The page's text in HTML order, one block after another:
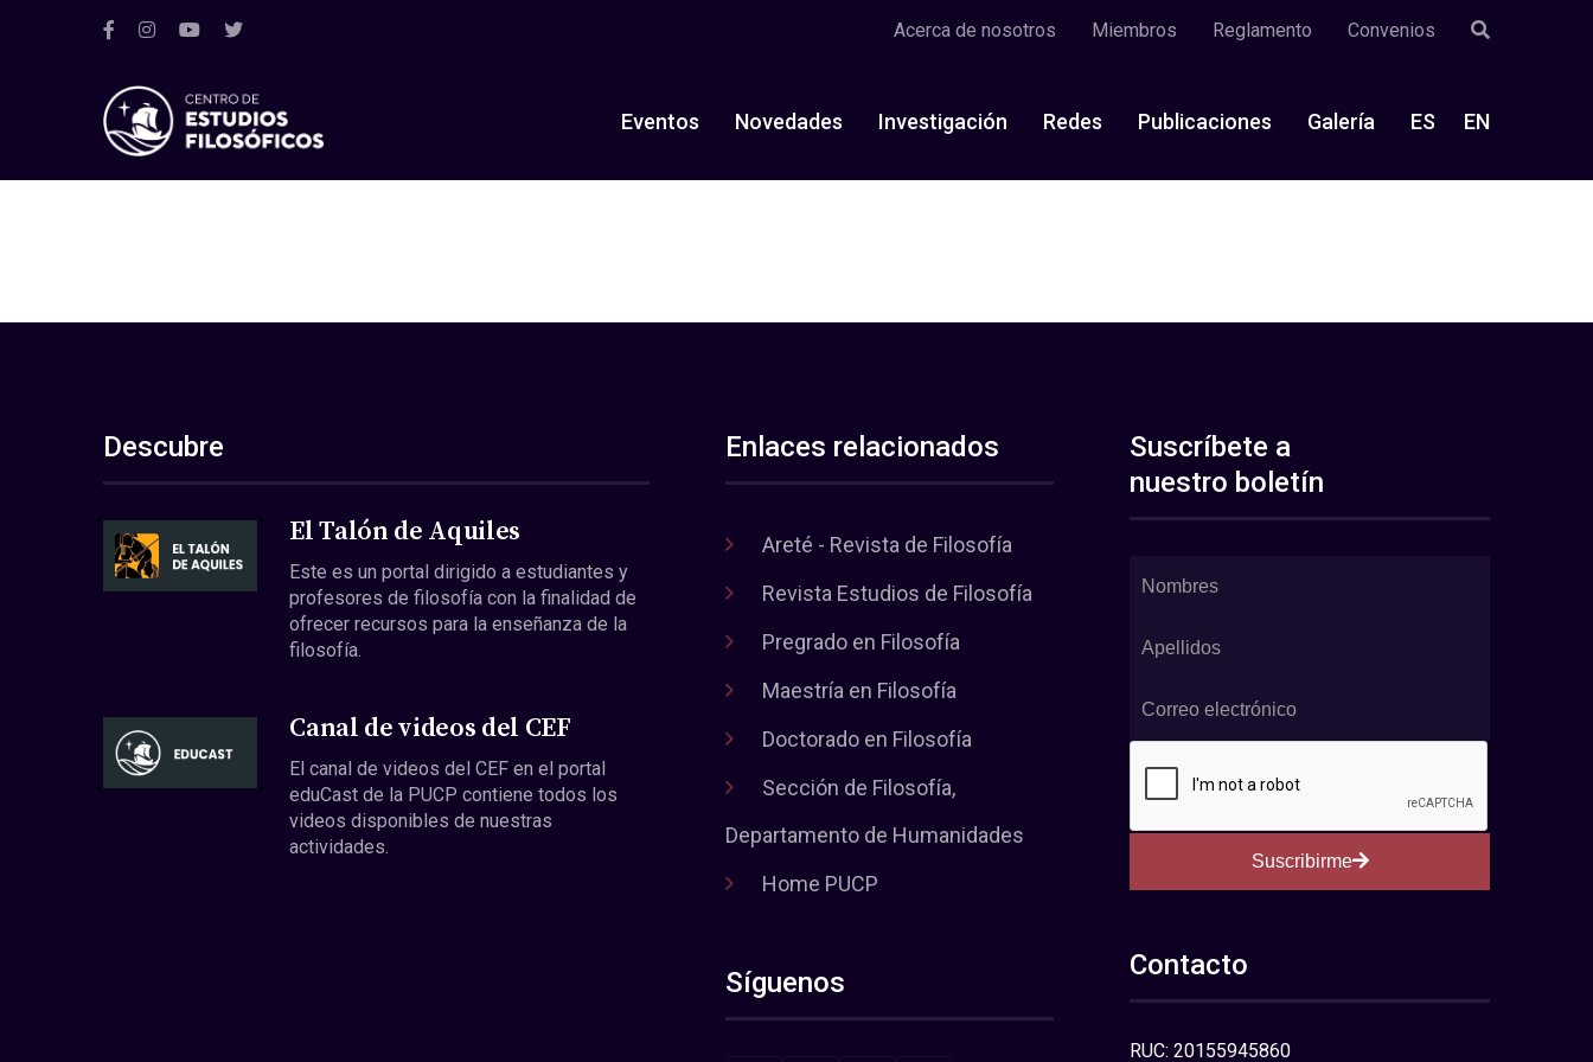
Acerca de nosotros Miembros Reglamento Convenios
Eventos Novedades Investigación Redes Publicaciones Galería ES EN
Descubre
El Talón de Aquiles
Este es un portal dirigido a estudiantes y
profesores de filosofía con la finalidad de
ofrecer recursos para la enseñanza de la
filosofía.
Canal de videos del CEF
El canal de videos del CEF en el portal
eduCast de la PUCP contiene todos los
videos disponibles de nuestras
actividades.
Enlaces relacionados
Areté - Revista de Filosofía
Revista Estudios de Filosofía
Pregrado en Filosofía
Maestría en Filosofía
Doctorado en Filosofía
Sección de Filosofía,
Departamento de Humanidades
Home PUCP
Síguenos
Suscríbete a
nuestro boletín
Suscribirme
Contacto
RUC: 20155945860